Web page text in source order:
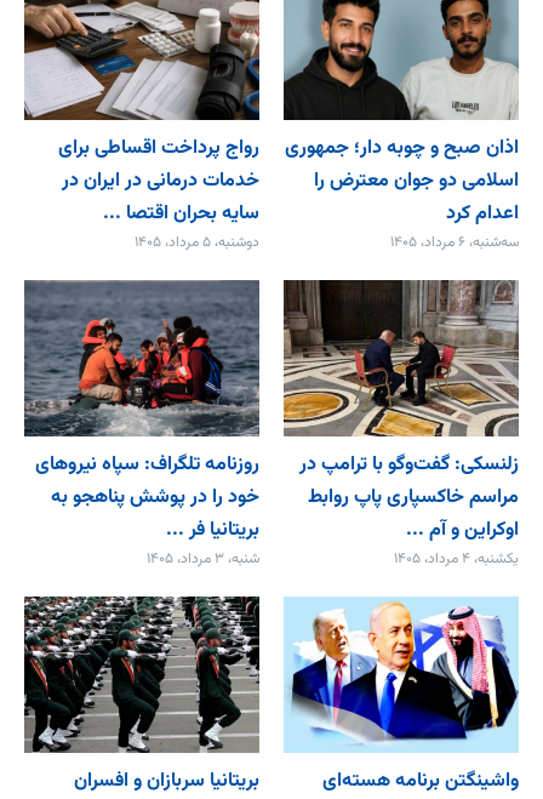
اذان صبح و چوبه دار؛ جمهوری
اسلامی دو جوان معترض را
اعدام کرد
سه‌شنبه، ۶ مرداد، ۱۴۰۵
رواج پرداخت اقساطی برای
خدمات درمانی در ایران در
سایه بحران اقتصا ...
دوشنبه، ۵ مرداد، ۱۴۰۵
زلنسکی: گفت‌وگو با ترامپ در
مراسم خاکسپاری پاپ روابط
اوکراین و آم ...
یکشنبه، ۴ مرداد، ۱۴۰۵
روزنامه تلگراف: سپاه نیروهای
خود را در پوشش پناهجو به
بریتانیا فر ...
شنبه، ۳ مرداد، ۱۴۰۵
واشینگتن برنامه هسته‌ای بریتانیا سربازان و افسران